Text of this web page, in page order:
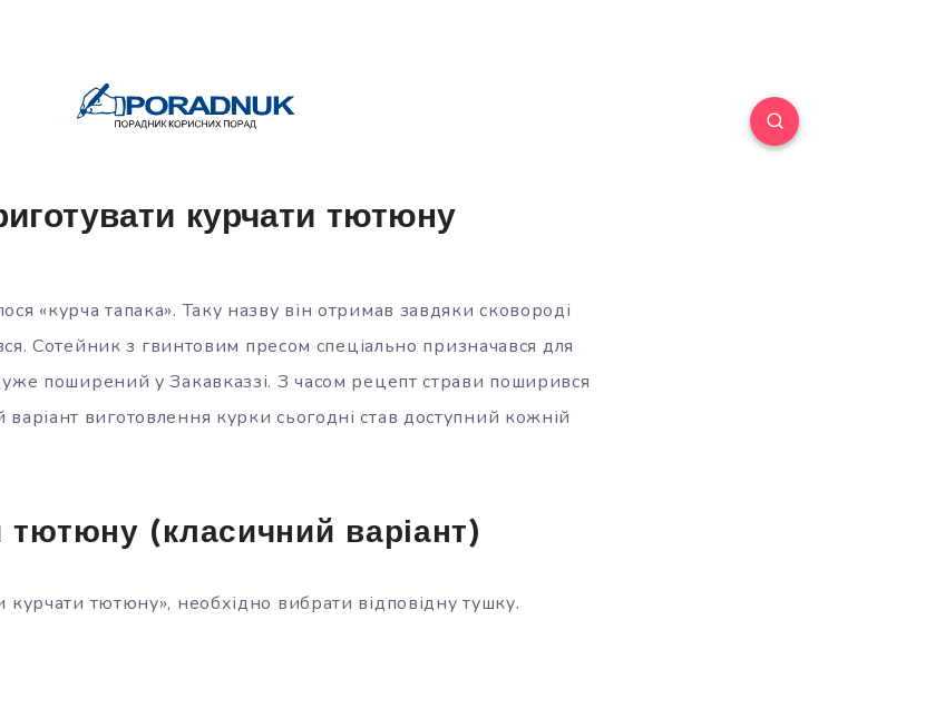
курчати тютюну
«курча тапака». Таку назву він отримав завдяки сковороді
Сотейник з гвинтовим пресом спеціально призначався для
поширений у Закавказзі. З часом рецепт страви поширився
виготовлення курки сьогодні став доступний кожній
тютюну (класичний варіант)
тютюну», необхідно вибрати відповідну тушку.